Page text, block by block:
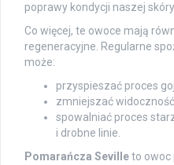
poprawy kondycji naszej skóry.
Co więcej, te owoce mają
regeneracyjne. Regularne
może:
przyspieszać proces
zmniejszać
spowalniać proces
i drobne linie.
Pomarańcza Sevilleto owoc